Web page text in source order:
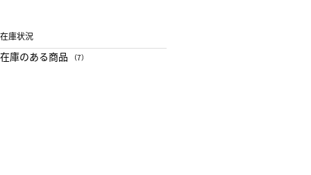
在庫状況
在庫のある商品 （7）